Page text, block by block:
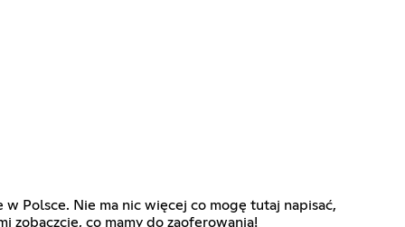
Polsce. Nie ma nic więcej co mogę tutaj napisać,
zobaczcie, co mamy do zaoferowania!